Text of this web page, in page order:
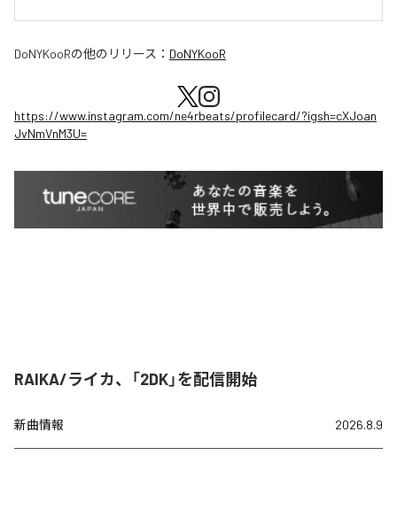
DoNYKooRの他のリリース： DoNYKooR
https://www.instagram.com/ne4rbeats/profilecard/?igsh=cXJoan
JvNmVnM3U=
RAIKA/ライカ、「2DK」を配信開始
新曲情報 2026.8.9